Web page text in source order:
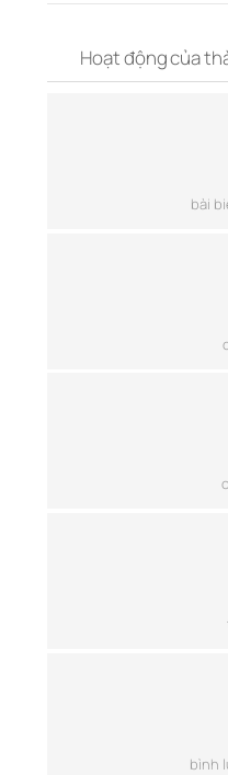
Hoạt động của
bài
bình